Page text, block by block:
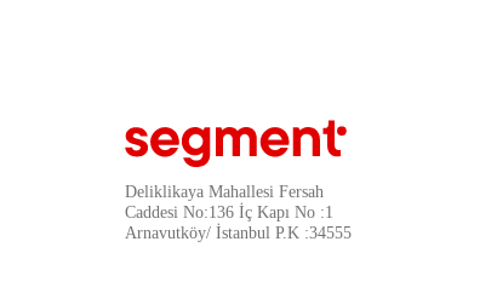
Deliklikaya Mahallesi Fersah
Caddesi No:136 İç Kapı No :1
Arnavutköy/ İstanbul P.K :34555